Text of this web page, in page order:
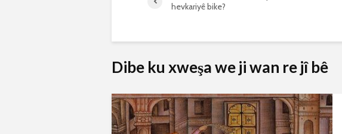
hevkariyê bike?
Dibe ku xweşa we ji wan re jî bê